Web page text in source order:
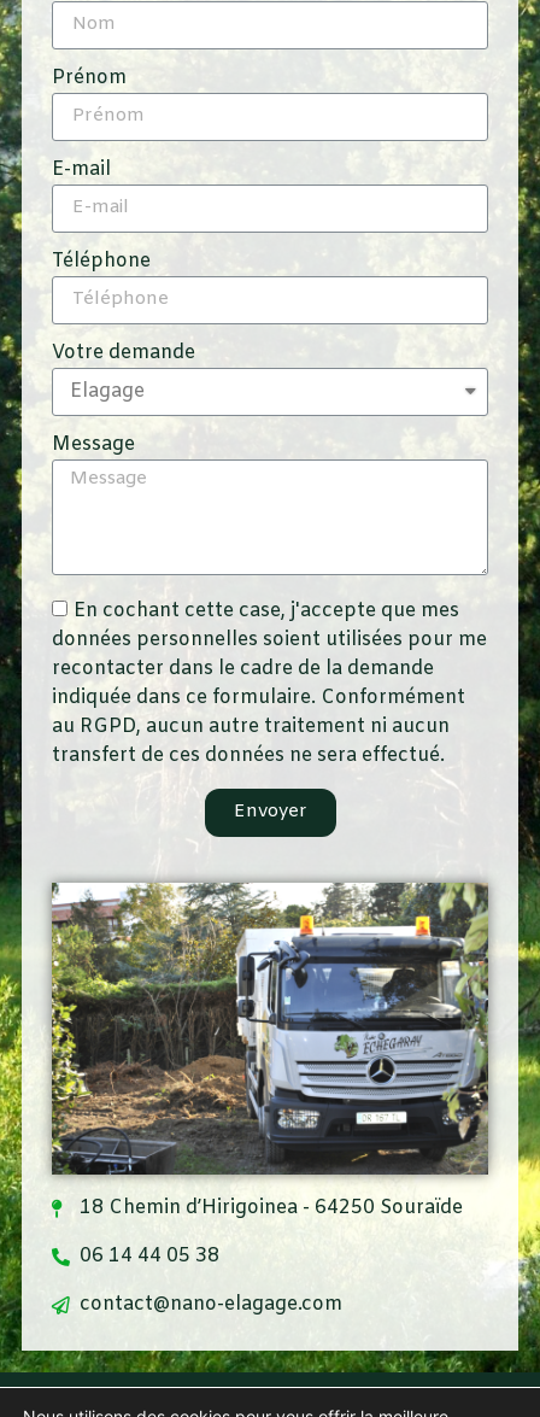
Prénom
E-mail
Téléphone
Votre demande
Message
En cochant cette case, j'accepte que mes
données personnelles soient utilisées pour me
recontacter dans le cadre de la demande
indiquée dans ce formulaire. Conformément
au RGPD, aucun autre traitement ni aucun
transfert de ces données ne sera effectué.
Envoyer
18 Chemin d’Hirigoinea - 64250 Souraïde
06 14 44 05 38
contact@nano-elagage.com